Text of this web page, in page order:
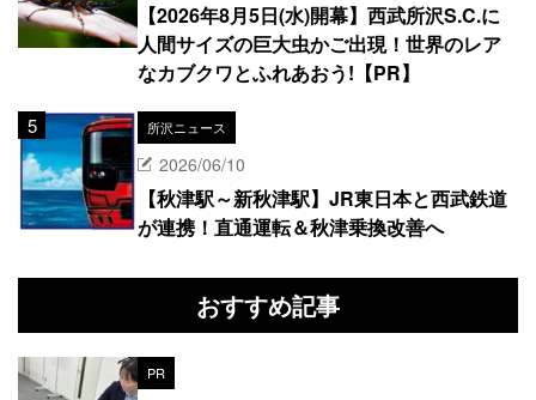
【2026年8月5日(水)開幕】西武所沢S.C.に
人間サイズの巨大虫かご出現！世界のレア
なカブクワとふれあおう!【PR】
所沢ニュース
2026/06/10
【秋津駅～新秋津駅】JR東日本と西武鉄道
が連携！直通運転＆秋津乗換改善へ
おすすめ記事
PR